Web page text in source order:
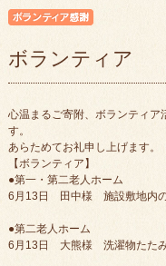
ボランティア
心温まるご寄附、ボランティア
す。
あらためてお礼申し上げます。
【ボランティア】
●第一・第二老人ホーム
6月13日 田中様 施設敷地内の
●第二老人ホーム
6月13日 大熊様 洗濯物たたみ